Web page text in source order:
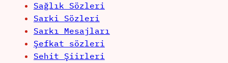
Sağlık Sözleri
Sarki Sözleri
Sarkı Mesajları
Şefkat sözleri
Sehit Şiirleri